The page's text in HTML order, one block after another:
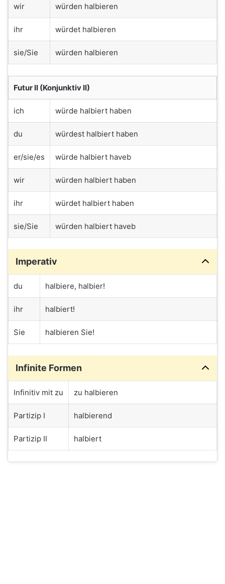
wir würden halbieren
ihr würdet halbieren
sie/Sie würden halbieren
Futur II (Konjunktiv II)
ich würde halbiert haben
du würdest halbiert haben
er/sie/es würde halbiert haveb
wir würden halbiert haben
ihr würdet halbiert haben
sie/Sie würden halbiert haveb
Imperativ
du halbiere, halbier!
ihr halbiert!
Sie halbieren Sie!
Infinite Formen
Infinitiv mit zu zu halbieren
Partizip I halbierend
Partizip II halbiert